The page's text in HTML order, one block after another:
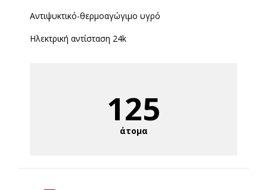
Αντιψυκτικό-θερμοαγώγιμο υγρό
Ηλεκτρική αντίσταση 24k
125
άτομα